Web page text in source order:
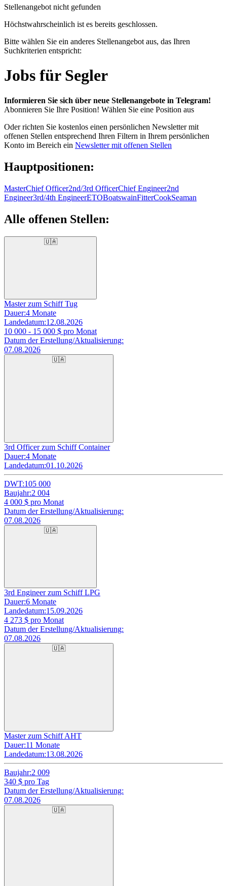
Stellenangebot nicht gefunden
Höchstwahrscheinlich ist es bereits geschlossen.
Bitte wählen Sie ein anderes Stellenangebot aus, das Ihren
Suchkriterien entspricht:
Jobs für Segler
Informieren Sie sich über neue Stellenangebote in Telegram!
Abonnieren Sie Ihre Position! Wählen Sie eine Position aus
Oder richten Sie kostenlos einen persönlichen Newsletter mit
offenen Stellen entsprechend Ihren Filtern in Ihrem persönlichen
Konto im Bereich ein Newsletter mit offenen Stellen
Hauptpositionen:
MasterChief Officer2nd/3rd OfficerChief Engineer2nd
Engineer3rd/4th EngineerETOBoatswainFitterCookSeaman
Alle offenen Stellen:
🇺🇦
Master zum Schiff Tug
Dauer:4 Monate
Landedatum:12.08.2026
10 000 - 15 000 $ pro Monat
Datum der Erstellung/Aktualisierung:
07.08.2026
🇺🇦
3rd Officer zum Schiff Container
Dauer:4 Monate
Landedatum:01.10.2026
DWT:105 000
Baujahr:2 004
4 000 $ pro Monat
Datum der Erstellung/Aktualisierung:
07.08.2026
🇺🇦
3rd Engineer zum Schiff LPG
Dauer:6 Monate
Landedatum:15.09.2026
4 273 $ pro Monat
Datum der Erstellung/Aktualisierung:
07.08.2026
🇺🇦
Master zum Schiff AHT
Dauer:11 Monate
Landedatum:13.08.2026
Baujahr:2 009
340 $ pro Tag
Datum der Erstellung/Aktualisierung:
07.08.2026
🇺🇦